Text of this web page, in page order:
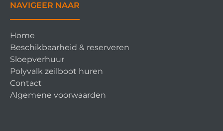
NAVIGEER NAAR
Home
Beschikbaarheid & reserveren
Sloepverhuur
Polyvalk zeilboot huren
Contact
Algemene voorwaarden